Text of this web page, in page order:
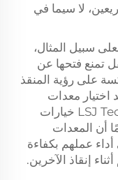
لا سيما في
سبيل المثال،
تمنع فتحها عن
على رؤية المنقذ
اختيار معدات
الإنقاذ الجبلي، توفر شركة LSJ Technology خيارات
أن المعدات
عملهم بكفاءة
إنقاذ الآخرين.